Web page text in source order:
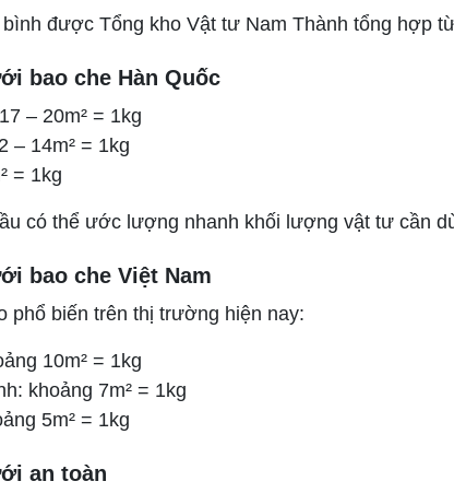
được Tổng kho Vật tư Nam Thành tổng hợp
bao che Hàn Quốc
– 20m² = 1kg
– 14m² = 1kg
= 1kg
có thể ước lượng nhanh khối lượng vật tư cần
bao che Việt Nam
phổ biến trên thị trường hiện nay:
10m² = 1kg
khoảng 7m² = 1kg
5m² = 1kg
an toàn